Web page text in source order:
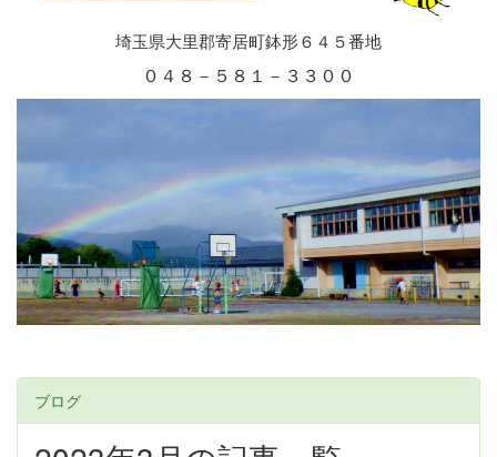
埼玉県大里郡寄居町鉢形６４５番地
０４８－５８１－３３００
ブログ